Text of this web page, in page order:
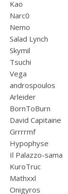
Kao
Narc0
Nemo
Salad Lynch
Skymil
Tsuchi
Vega
androspoulos
Arleider
BornToBurn
David Capitaine
Grrrrmf
Hypophyse
Il Palazzo-sama
KuroTruc
Mathxxl
Onigyros